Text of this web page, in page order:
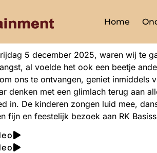
Home
5 december 2025, waren wij te
al voelde het ook een beetje
ons te ontvangen, geniet inmiddels
denken met een glimlach terug aan
in. De kinderen zongen luid mee,
fijn en feestelijk bezoek aan RK